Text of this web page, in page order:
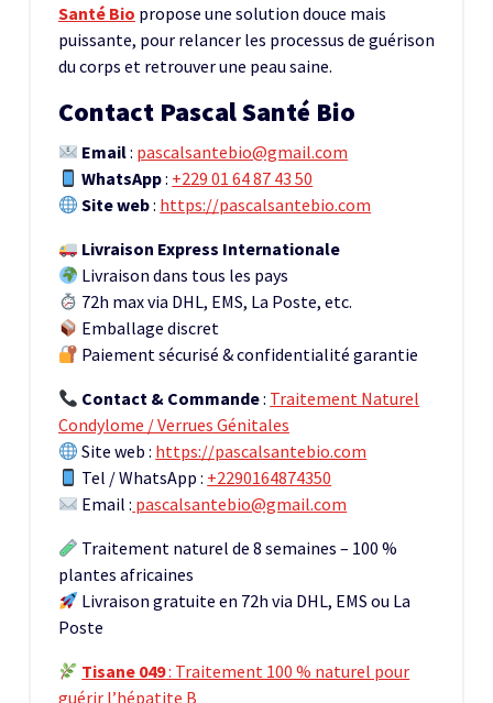
Santé Bio propose une solution douce mais
puissante, pour relancer les processus de guérison
du corps et retrouver une peau saine.
Contact Pascal Santé Bio
Email: pascalsantebio@gmail.com
WhatsApp: +229 01 64 87 43 50
Site web: https://pascalsantebio.com
Livraison Express Internationale
Livraison dans tous les pays
72h max via DHL, EMS, La Poste, etc.
Emballage discret
Paiement sécurisé & confidentialité garantie
Contact & Commande: Traitement Naturel
Condylome / Verrues Génitales
Site web : https://pascalsantebio.com
Tel / WhatsApp : +2290164874350
Email : pascalsantebio@gmail.com
Traitement naturel de 8 semaines – 100 %
plantes africaines
Livraison gratuite en 72h via DHL, EMS ou La
Poste
Tisane 049: Traitement 100 % naturel pour
guérir l’hépatite B